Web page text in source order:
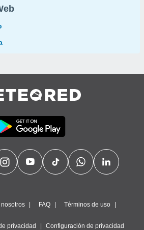
FAQ Términos de uso
privacidad Configuración de privacidad